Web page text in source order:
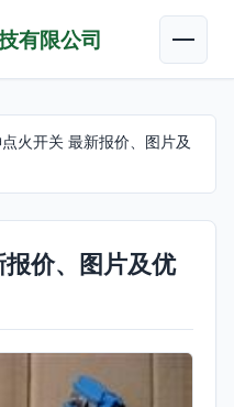
有限公司
火开关 最新报价、图片及
价、图片及优